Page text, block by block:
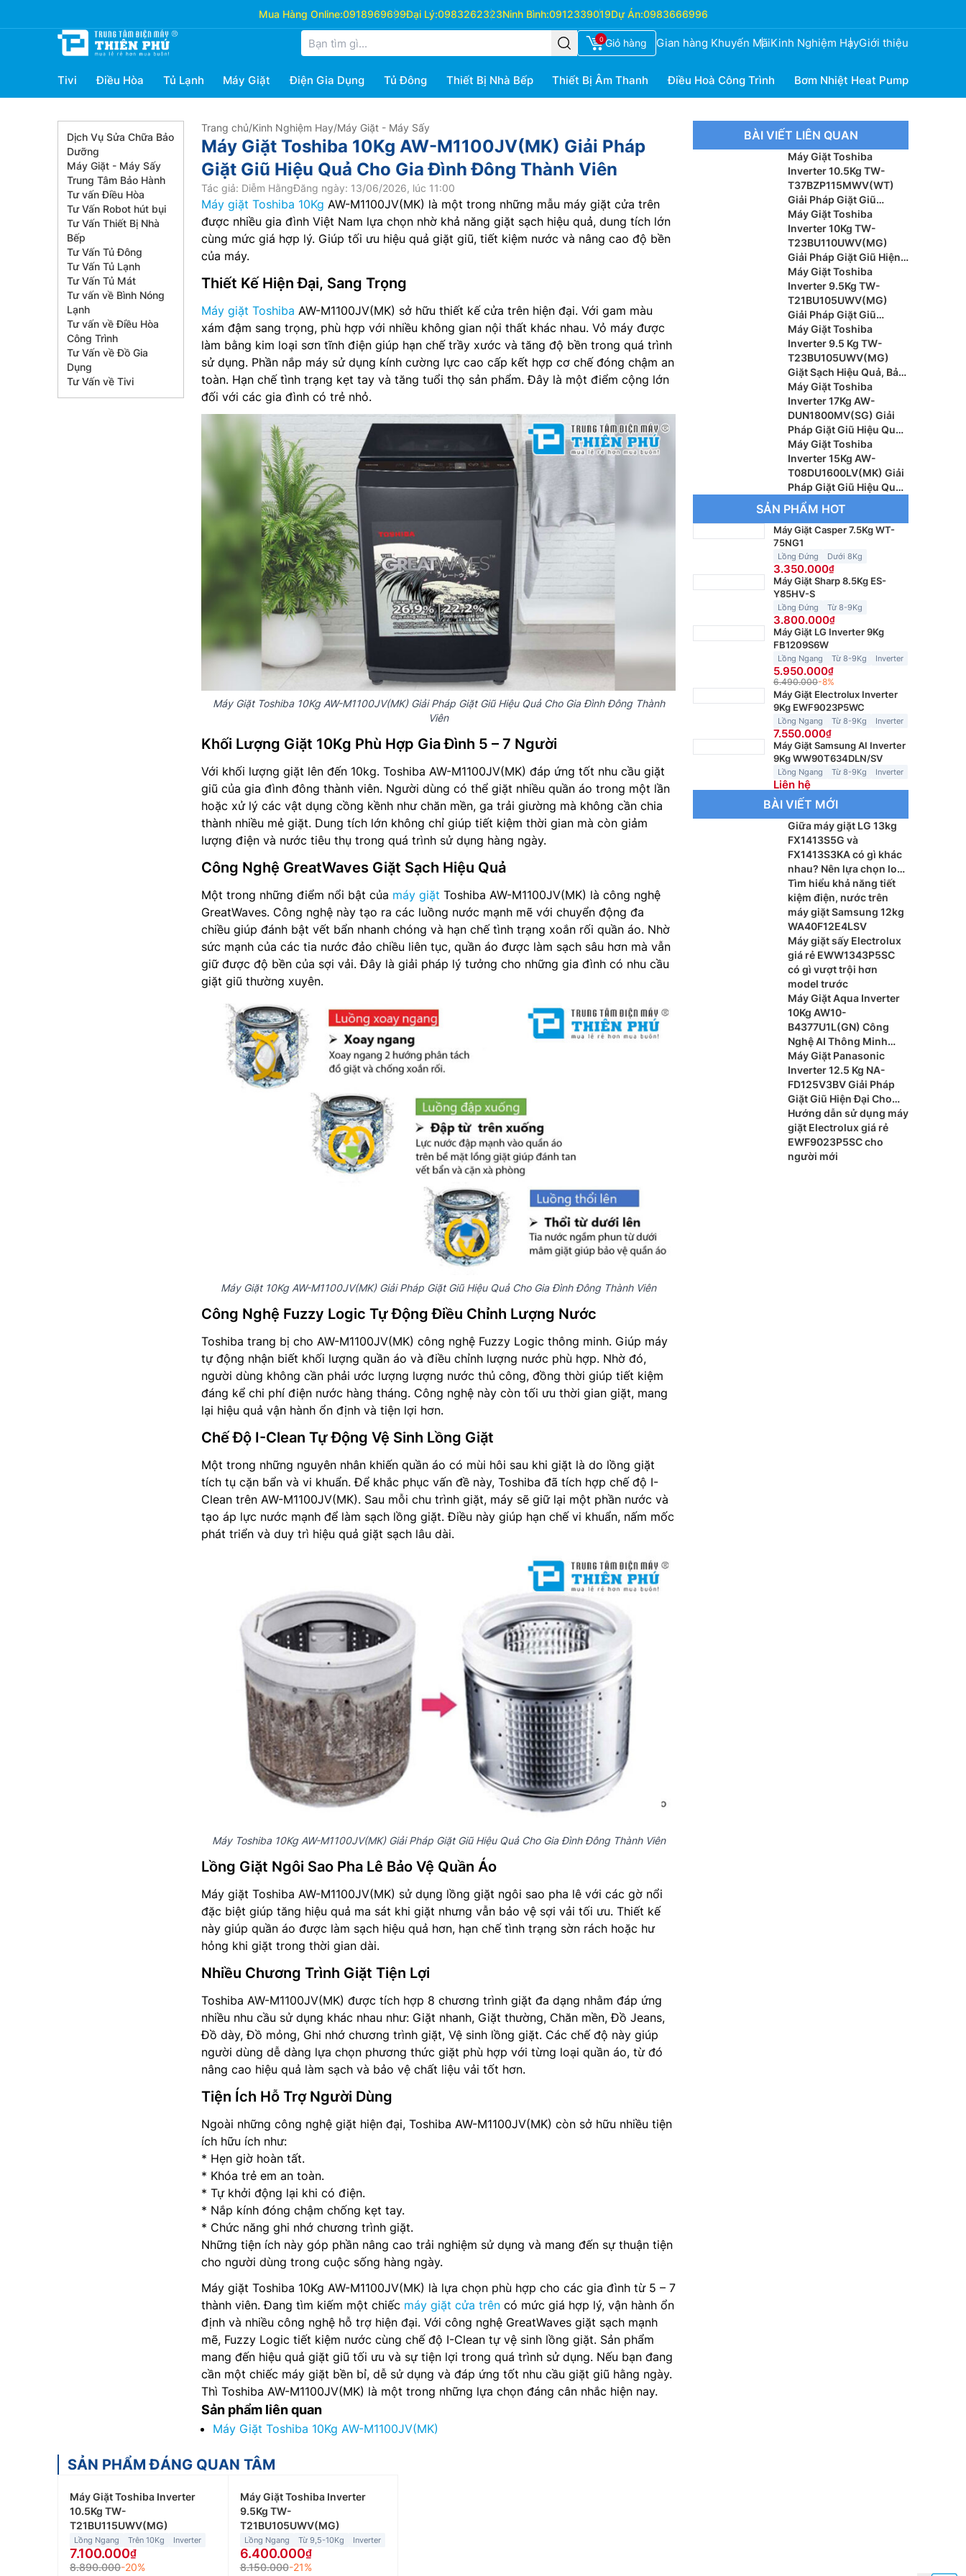
Mua Hàng Online:0918969699Đại Lý:0983262323Ninh Bình:0912339019Dự Án:0983666996
0 Giỏ hàng Gian hàng Khuyến MãiKinh Nghiệm HayGiới thiệu
Tivi Điều Hòa Tủ Lạnh Máy Giặt Điện Gia Dụng Tủ Đông Thiết Bị Nhà Bếp Thiết Bị Âm Thanh Điều Hoà Công Trình Bơm Nhiệt Heat Pump
Dịch Vụ Sửa Chữa Bảo
Dưỡng
Máy Giặt - Máy Sấy
Trung Tâm Bảo Hành
Tư vấn Điều Hòa
Tư Vấn Robot hút bụi
Tư Vấn Thiết Bị Nhà
Bếp
Tư Vấn Tủ Đông
Tư Vấn Tủ Lạnh
Tư Vấn Tủ Mát
Tư vấn về Bình Nóng
Lạnh
Tư vấn về Điều Hòa
Công Trình
Tư Vấn về Đồ Gia
Dụng
Tư Vấn về Tivi
Trang chủ/Kinh Nghiệm Hay/Máy Giặt - Máy Sấy
Máy Giặt Toshiba 10Kg AW-M1100JV(MK) Giải Pháp
Giặt Giũ Hiệu Quả Cho Gia Đình Đông Thành Viên
Tác giả: Diễm HằngĐăng ngày: 13/06/2026, lúc 11:00
Máy giặt Toshiba 10Kg AW-M1100JV(MK) là một trong những mẫu máy giặt cửa trên
được nhiều gia đình Việt Nam lựa chọn nhờ khả năng giặt sạch hiệu quả, dung tích lớn
cùng mức giá hợp lý. Giúp tối ưu hiệu quả giặt giũ, tiết kiệm nước và nâng cao độ bền
của máy.
Thiết Kế Hiện Đại, Sang Trọng
Máy giặt Toshiba AW-M1100JV(MK) sở hữu thiết kế cửa trên hiện đại. Với gam màu
xám đậm sang trọng, phù hợp với nhiều không gian nội thất khác nhau. Vỏ máy được
làm bằng kim loại sơn tĩnh điện giúp hạn chế trầy xước và tăng độ bền trong quá trình
sử dụng. Phần nắp máy sử dụng kính cường lực cao cấp kết hợp cơ chế đóng chậm an
toàn. Hạn chế tình trạng kẹt tay và tăng tuổi thọ sản phẩm. Đây là một điểm cộng lớn
đối với các gia đình có trẻ nhỏ.
Máy Giặt Toshiba 10Kg AW-M1100JV(MK) Giải Pháp Giặt Giũ Hiệu Quả Cho Gia Đình Đông Thành
Viên
Khối Lượng Giặt 10Kg Phù Hợp Gia Đình 5 – 7 Người
Với khối lượng giặt lên đến 10kg. Toshiba AW-M1100JV(MK) đáp ứng tốt nhu cầu giặt
giũ của gia đình đông thành viên. Người dùng có thể giặt nhiều quần áo trong một lần
hoặc xử lý các vật dụng cồng kềnh như chăn mền, ga trải giường mà không cần chia
thành nhiều mẻ giặt. Dung tích lớn không chỉ giúp tiết kiệm thời gian mà còn giảm
lượng điện và nước tiêu thụ trong quá trình sử dụng hàng ngày.
Công Nghệ GreatWaves Giặt Sạch Hiệu Quả
Một trong những điểm nổi bật của máy giặt Toshiba AW-M1100JV(MK) là công nghệ
GreatWaves. Công nghệ này tạo ra các luồng nước mạnh mẽ với chuyển động đa
chiều giúp đánh bật vết bẩn nhanh chóng và hạn chế tình trạng xoắn rối quần áo. Nhờ
sức mạnh của các tia nước đảo chiều liên tục, quần áo được làm sạch sâu hơn mà vẫn
giữ được độ bền của sợi vải. Đây là giải pháp lý tưởng cho những gia đình có nhu cầu
giặt giũ thường xuyên.
Máy Giặt 10Kg AW-M1100JV(MK) Giải Pháp Giặt Giũ Hiệu Quả Cho Gia Đình Đông Thành Viên
Công Nghệ Fuzzy Logic Tự Động Điều Chỉnh Lượng Nước
Toshiba trang bị cho AW-M1100JV(MK) công nghệ Fuzzy Logic thông minh. Giúp máy
tự động nhận biết khối lượng quần áo và điều chỉnh lượng nước phù hợp. Nhờ đó,
người dùng không cần phải ước lượng lượng nước thủ công, đồng thời giúp tiết kiệm
đáng kể chi phí điện nước hàng tháng. Công nghệ này còn tối ưu thời gian giặt, mang
lại hiệu quả vận hành ổn định và tiện lợi hơn.
Chế Độ I-Clean Tự Động Vệ Sinh Lồng Giặt
Một trong những nguyên nhân khiến quần áo có mùi hôi sau khi giặt là do lồng giặt
tích tụ cặn bẩn và vi khuẩn. Để khắc phục vấn đề này, Toshiba đã tích hợp chế độ I-
Clean trên AW-M1100JV(MK). Sau mỗi chu trình giặt, máy sẽ giữ lại một phần nước và
tạo áp lực nước mạnh để làm sạch lồng giặt. Điều này giúp hạn chế vi khuẩn, nấm mốc
phát triển và duy trì hiệu quả giặt sạch lâu dài.
Máy Toshiba 10Kg AW-M1100JV(MK) Giải Pháp Giặt Giũ Hiệu Quả Cho Gia Đình Đông Thành Viên
Lồng Giặt Ngôi Sao Pha Lê Bảo Vệ Quần Áo
Máy giặt Toshiba AW-M1100JV(MK) sử dụng lồng giặt ngôi sao pha lê với các gờ nổi
đặc biệt giúp tăng hiệu quả ma sát khi giặt nhưng vẫn bảo vệ sợi vải tối ưu. Thiết kế
này giúp quần áo được làm sạch hiệu quả hơn, hạn chế tình trạng sờn rách hoặc hư
hỏng khi giặt trong thời gian dài.
Nhiều Chương Trình Giặt Tiện Lợi
Toshiba AW-M1100JV(MK) được tích hợp 8 chương trình giặt đa dạng nhằm đáp ứng
nhiều nhu cầu sử dụng khác nhau như: Giặt nhanh, Giặt thường, Chăn mền, Đồ Jeans,
Đồ dày, Đồ mỏng, Ghi nhớ chương trình giặt, Vệ sinh lồng giặt. Các chế độ này giúp
người dùng dễ dàng lựa chọn phương thức giặt phù hợp với từng loại quần áo, từ đó
nâng cao hiệu quả làm sạch và bảo vệ chất liệu vải tốt hơn.
Tiện Ích Hỗ Trợ Người Dùng
Ngoài những công nghệ giặt hiện đại, Toshiba AW-M1100JV(MK) còn sở hữu nhiều tiện
ích hữu ích như:
* Hẹn giờ hoàn tất.
* Khóa trẻ em an toàn.
* Tự khởi động lại khi có điện.
* Nắp kính đóng chậm chống kẹt tay.
* Chức năng ghi nhớ chương trình giặt.
Những tiện ích này góp phần nâng cao trải nghiệm sử dụng và mang đến sự thuận tiện
cho người dùng trong cuộc sống hàng ngày.
Máy giặt Toshiba 10Kg AW-M1100JV(MK) là lựa chọn phù hợp cho các gia đình từ 5 – 7
thành viên. Đang tìm kiếm một chiếc máy giặt cửa trên có mức giá hợp lý, vận hành ổn
định và nhiều công nghệ hỗ trợ hiện đại. Với công nghệ GreatWaves giặt sạch mạnh
mẽ, Fuzzy Logic tiết kiệm nước cùng chế độ I-Clean tự vệ sinh lồng giặt. Sản phẩm
mang đến hiệu quả giặt giũ tối ưu và sự tiện lợi trong quá trình sử dụng. Nếu bạn đang
cần một chiếc máy giặt bền bỉ, dễ sử dụng và đáp ứng tốt nhu cầu giặt giũ hằng ngày.
Thì Toshiba AW-M1100JV(MK) là một trong những lựa chọn đáng cân nhắc hiện nay.
Sản phẩm liên quan
Máy Giặt Toshiba 10Kg AW-M1100JV(MK)
BÀI VIẾT LIÊN QUAN
Máy Giặt Toshiba
Inverter 10.5Kg TW-
T37BZP115MWV(WT)
Giải Pháp Giặt Giũ
Thông Minh Cho Gia
Đình Hiện Đại
Máy Giặt Toshiba
Inverter 10Kg TW-
T23BU110UWV(MG)
Giải Pháp Giặt Giũ Hiện
Đại Cho Gia Đình
Máy Giặt Toshiba
Inverter 9.5Kg TW-
T21BU105UWV(MG)
Giải Pháp Giặt Giũ
Thông Minh Cho Gia
Đình Hiện Đại
Máy Giặt Toshiba
Inverter 9.5 Kg TW-
T23BU105UWV(MG)
Giặt Sạch Hiệu Quả, Bảo
Vệ Quần Áo Tối Ưu
Máy Giặt Toshiba
Inverter 17Kg AW-
DUN1800MV(SG) Giải
Pháp Giặt Giũ Hiệu Quả
Cho Gia Đình Đông
Thành Viên
Máy Giặt Toshiba
Inverter 15Kg AW-
T08DU1600LV(MK) Giải
Pháp Giặt Giũ Hiệu Quả
Cho Gia Đình Đông
Thành Viên
SẢN PHẨM HOT
Máy Giặt Casper 7.5Kg WT-
75NG1
Lồng Đứng Dưới 8Kg
3.350.000
Máy Giặt Sharp 8.5Kg ES-
Y85HV-S
Lồng Đứng Từ 8-9Kg
3.800.000
Máy Giặt LG Inverter 9Kg
FB1209S6W
Lồng Ngang Từ 8-9Kg Inverter
5.950.000
6.490.000-8%
Máy Giặt Electrolux Inverter
9Kg EWF9023P5WC
Lồng Ngang Từ 8-9Kg Inverter
7.550.000
Máy Giặt Samsung AI Inverter
9Kg WW90T634DLN/SV
Lồng Ngang Từ 8-9Kg Inverter
Liên hệ
BÀI VIẾT MỚI
Giữa máy giặt LG 13kg
FX1413S5G và
FX1413S3KA có gì khác
nhau? Nên lựa chọn loại
nào?
Tìm hiểu khả năng tiết
kiệm điện, nước trên
máy giặt Samsung 12kg
WA40F12E4LSV
Máy giặt sấy Electrolux
giá rẻ EWW1343P5SC
có gì vượt trội hơn
model trước
Máy Giặt Aqua Inverter
10Kg AW10-
B4377U1L(GN) Công
Nghệ AI Thông Minh
Cho Gia Đình Hiện Đại
Máy Giặt Panasonic
Inverter 12.5 Kg NA-
FD125V3BV Giải Pháp
Giặt Giũ Hiện Đại Cho
Gia Đình Đông Thành
Viên
Hướng dẫn sử dụng máy
giặt Electrolux giá rẻ
EWF9023P5SC cho
người mới
SẢN PHẨM ĐÁNG QUAN TÂM
Máy Giặt Toshiba Inverter
10.5Kg TW-
T21BU115UWV(MG)
Lồng Ngang Trên 10Kg Inverter
7.100.000
8.890.000-20%
Máy Giặt Toshiba Inverter
9.5Kg TW-
T21BU105UWV(MG)
Lồng Ngang Từ 9,5-10Kg Inverter
6.400.000
8.150.000-21%